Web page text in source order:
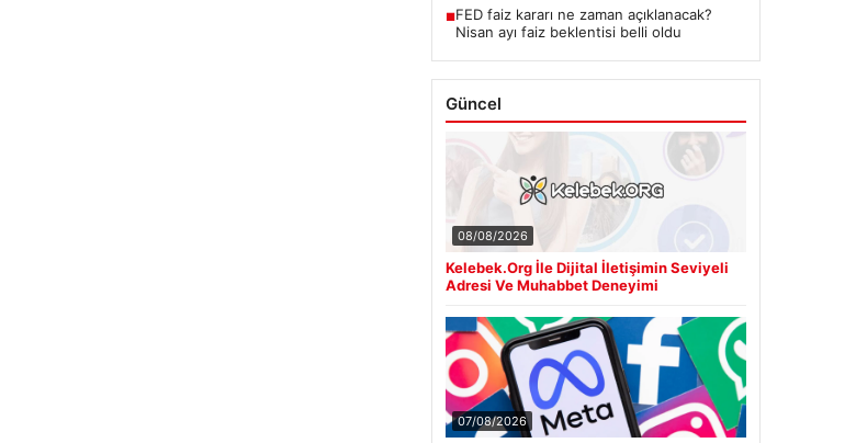
■FED faiz kararı ne zaman açıklanacak?
Nisan ayı faiz beklentisi belli oldu
Güncel
08/08/2026
Kelebek.Org İle Dijital İletişimin Seviyeli
Adresi Ve Muhabbet Deneyimi
07/08/2026